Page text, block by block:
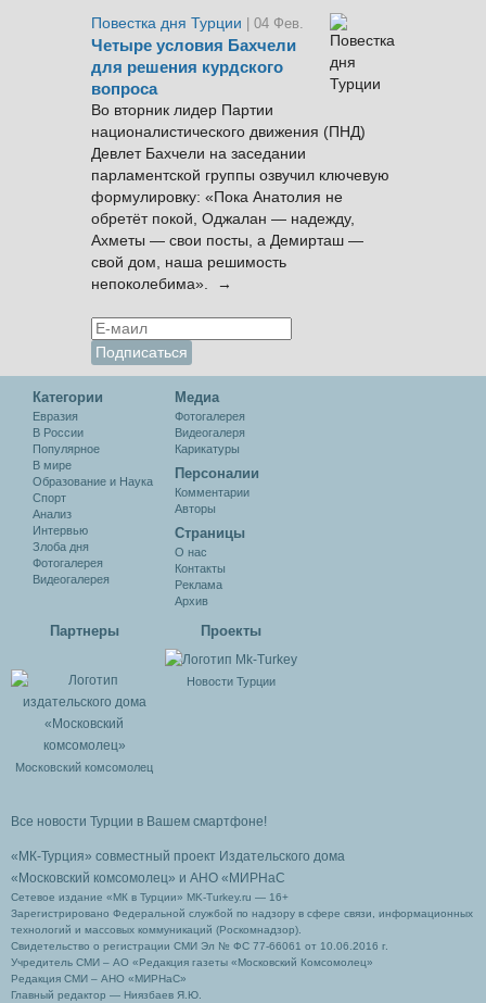
Повестка дня Турции
| 04 Фев.
Четыре условия Бахчели
для решения курдского
вопроса
Во вторник лидер Партии
националистического движения (ПНД)
Девлет Бахчели на заседании
парламентской группы озвучил ключевую
формулировку: «Пока Анатолия не
обретёт покой, Оджалан — надежду,
Ахметы — свои посты, а Демирташ —
свой дом, наша решимость
непоколебима». →
Категории
Евразия
В России
Популярное
В мире
Образование и Наука
Спорт
Анализ
Интервью
Злоба дня
Фотогалерея
Видеогалерея
Медиа
Фотогалерея
Видеогалеря
Карикатуры
Персоналии
Комментарии
Авторы
Cтраницы
О нас
Контакты
Реклама
Архив
Партнеры
Московский комсомолец
Проекты
Новости Турции
Все новости Турции в Вашем смартфоне!
«МК-Турция» совместный проект Издательского дома
«Московский комсомолец» и АНО «МИРНаС
Сетевое издание «МК в Турции» MK-Turkey.ru — 16+
Зарегистрировано Федеральной службой по надзору в сфере связи, информационных
технологий и массовых коммуникаций (Роскомнадзор).
Свидетельство о регистрации СМИ Эл № ФС 77-66061 от 10.06.2016 г.
Учредитель СМИ – АО «Редакция газеты «Московский Комсомолец»
Редакция СМИ – АНО «МИРНаС»
Главный редактор — Ниязбаев Я.Ю.